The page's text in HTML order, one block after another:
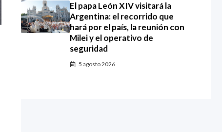
El papa León XIV visitará la
Argentina: el recorrido que
hará por el país, la reunión con
Milei y el operativo de
seguridad
5 agosto 2026